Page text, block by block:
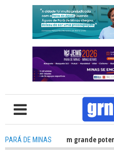
PARÁ DE MINAS
Atletas revelam grande